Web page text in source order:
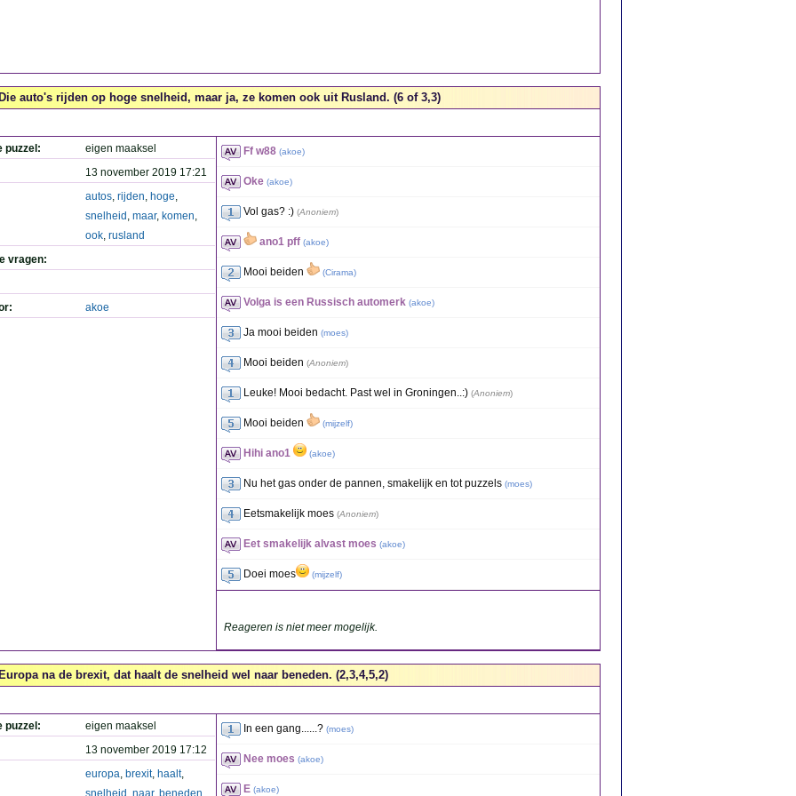
auto's rijden op hoge snelheid, maar ja, ze komen ook uit Rusland. (6 of 3,3)
puzzel:
eigen maaksel
13 november 2019 17:21
autos, rijden, hoge,
snelheid , maar, komen,
ook, rusland
vragen:
akoe
Ff w88 (akoe)
Oke (akoe)
Vol gas? :) (Anoniem)
ano1 pff (akoe)
Mooi beiden (Cirama)
Volga is een Russisch automerk (akoe)
Ja mooi beiden (moes)
Mooi beiden (Anoniem)
Leuke! Mooi bedacht. Past wel in Groningen..:) (Anoniem)
Mooi beiden (mijzelf)
Hihi ano1 (akoe)
Nu het gas onder de pannen, smakelijk en tot puzzels (moes)
Eetsmakelijk moes (Anoniem)
Eet smakelijk alvast moes (akoe)
Doei moes (mijzelf)
Reageren is niet meer mogelijk.
na de brexit, dat haalt de snelheid wel naar beneden. (2,3,4,5,2)
puzzel:
eigen maaksel
13 november 2019 17:12
europa, brexit, haalt,
snelheid , naar, beneden
In een gang......? (moes)
Nee moes (akoe)
E (akoe)